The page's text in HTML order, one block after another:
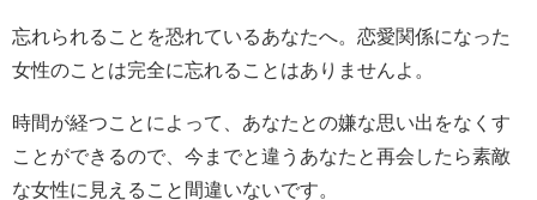
忘れられることを恐れているあなたへ。恋愛関係になった
女性のことは完全に忘れることはありませんよ。
時間が経つことによって、あなたとの嫌な思い出をなくす
ことができるので、今までと違うあなたと再会したら素敵
な女性に見えること間違いないです。